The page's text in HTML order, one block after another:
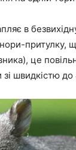
в
нори-притулку,
це
зі швидкістю